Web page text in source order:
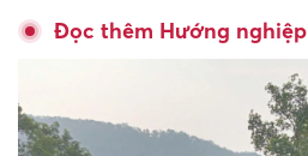
Đọc thêm Hướng nghiệp